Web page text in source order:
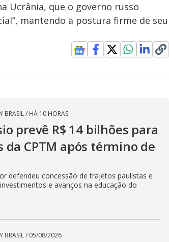
Ucrânia, que o governo russo
mantendo a postura firme de seu
BRASIL/ HÁ 10 HORAS
prevê R$ 14 bilhões para
da CPTM após término de
defendeu concessão de trajetos paulistas e
e avanços na educação do
BRASIL/ 05/08/2026